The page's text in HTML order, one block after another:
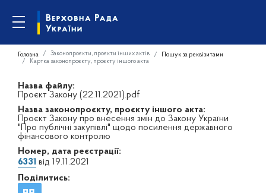
Головна Законопроєкти, проєкти інших актів
Пошук за реквізитами
Картка законопроєкту, проєкту іншого акта
Назва файлу:
Проєкт Закону (22.11.2021).pdf
Назва законопроєкту, проєкту іншого акта:
Проєкт Закону про внесення змін до Закону України
"Про публічні закупівлі" щодо посилення державного
фінансового контролю
Номер, дата реєстрації:
6331 від 19.11.2021
Поділитись: